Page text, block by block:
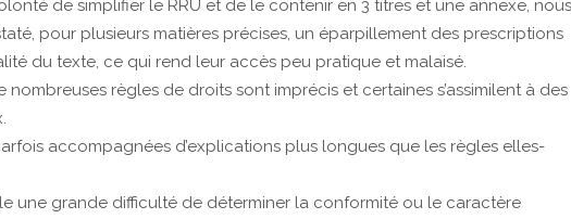
de simplifier le RRU et de le contenir en 3 titres et une annexe, nous
pour plusieurs matières précises, un éparpillement des prescriptions
du texte, ce qui rend leur accès peu pratique et malaisé.
nombreuses règles de droits sont imprécis et certaines s’assimilent à des
accompagnées d’explications plus longues que les règles elles-
une grande difficulté de déterminer la conformité ou le caractère